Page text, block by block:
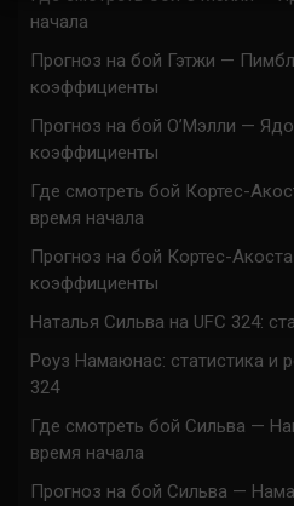
начала
Прогноз на бой Гэтжи —
коэффициенты
Прогноз на бой О’Мэлли —
коэффициенты
Где смотреть бой Кортес-
время начала
Прогноз на бой Кортес-
коэффициенты
Наталья Сильва на UFC 324:
Роуз Намаюнас: статистика и
324
Где смотреть бой Сильва —
время начала
Прогноз на бой Сильва —